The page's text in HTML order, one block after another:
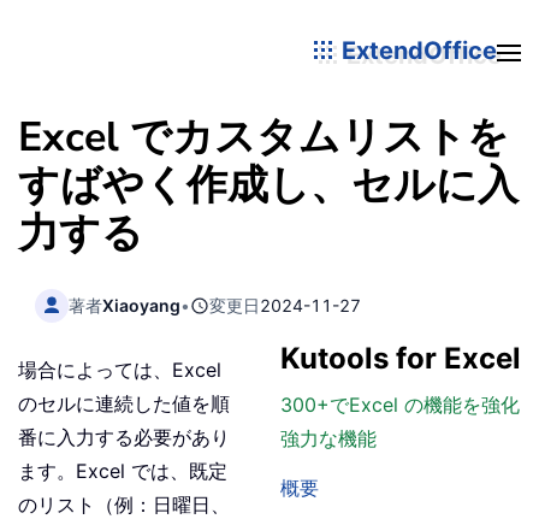
ExtendOffice
Excel でカスタムリストを
すばやく作成し、セルに入
力する
著者Xiaoyang• 変更日2024-11-27
Kutools for Excel
300+でExcel の機能を強化
強力な機能
概要
場合によっては、Excel
のセルに連続した値を順
番に入力する必要があり
ます。Excel では、既定
のリスト（例：日曜日、